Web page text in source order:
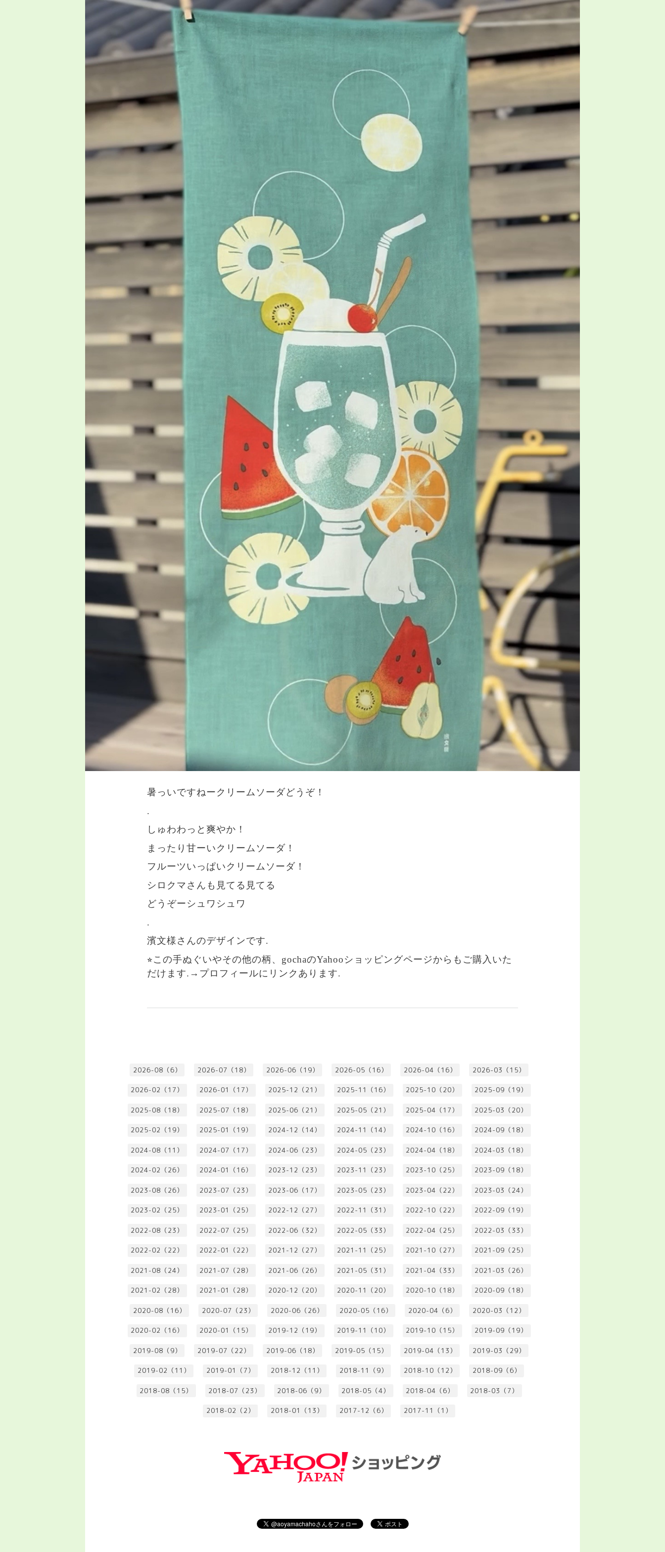
暑っいですねークリームソーダどうぞ！
.
しゅわわっと爽やか！
まったり甘ーいクリームソーダ！
フルーツいっぱいクリームソーダ！
シロクマさんも見てる見てる
どうぞーシュワシュワ
.
濱文様さんのデザインです.
⭐︎この手ぬぐいやその他の柄、gochaのYahooショッピングページからもご購入いた
だけます.→プロフィールにリンクあります.
2026-08（6） 2026-07（18） 2026-06（19） 2026-05（16） 2026-04（16） 2026-03（15）
2026-02（17） 2026-01（17） 2025-12（21） 2025-11（16） 2025-10（20） 2025-09（19）
2025-08（18） 2025-07（18） 2025-06（21） 2025-05（21） 2025-04（17） 2025-03（20）
2025-02（19） 2025-01（19） 2024-12（14） 2024-11（14） 2024-10（16） 2024-09（18）
2024-08（11） 2024-07（17） 2024-06（23） 2024-05（23） 2024-04（18） 2024-03（18）
2024-02（26） 2024-01（16） 2023-12（23） 2023-11（23） 2023-10（25） 2023-09（18）
2023-08（26） 2023-07（23） 2023-06（17） 2023-05（23） 2023-04（22） 2023-03（24）
2023-02（25） 2023-01（25） 2022-12（27） 2022-11（31） 2022-10（22） 2022-09（19）
2022-08（23） 2022-07（25） 2022-06（32） 2022-05（33） 2022-04（25） 2022-03（33）
2022-02（22） 2022-01（22） 2021-12（27） 2021-11（25） 2021-10（27） 2021-09（25）
2021-08（24） 2021-07（28） 2021-06（26） 2021-05（31） 2021-04（33） 2021-03（26）
2021-02（28） 2021-01（28） 2020-12（20） 2020-11（20） 2020-10（18） 2020-09（18）
2020-08（16） 2020-07（23） 2020-06（26） 2020-05（16） 2020-04（6） 2020-03（12）
2020-02（16） 2020-01（15） 2019-12（19） 2019-11（10） 2019-10（15） 2019-09（19）
2019-08（9） 2019-07（22） 2019-06（18） 2019-05（15） 2019-04（13） 2019-03（29）
2019-02（11） 2019-01（7） 2018-12（11） 2018-11（9） 2018-10（12） 2018-09（6）
2018-08（15） 2018-07（23） 2018-06（9） 2018-05（4） 2018-04（6） 2018-03（7）
2018-02（2） 2018-01（13） 2017-12（6） 2017-11（1）